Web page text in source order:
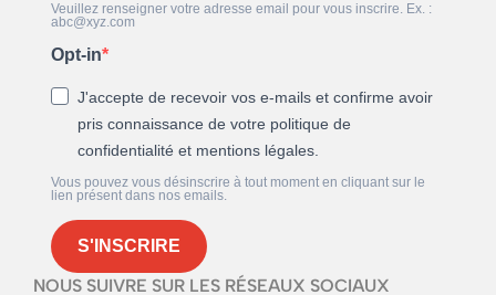
Veuillez renseigner votre adresse email pour vous inscrire. Ex. :
abc@xyz.com
Opt-in
J'accepte de recevoir vos e-mails et confirme avoir
pris connaissance de votre politique de
confidentialité et mentions légales.
Vous pouvez vous désinscrire à tout moment en cliquant sur le
lien présent dans nos emails.
S'INSCRIRE
NOUS SUIVRE SUR LES RÉSEAUX SOCIAUX